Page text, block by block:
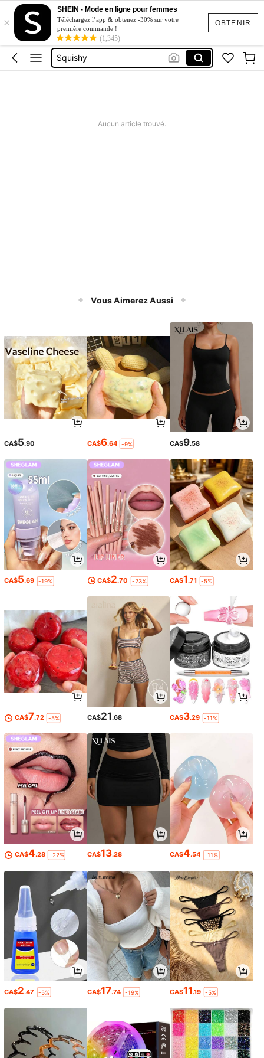
OBTENIR
×
SHEIN - Mode en ligne pour femmes
Téléchargez l’app & obtenez -30% sur votre
première commande !
(1,345)
Maillot De Bain Femme
Vídeo Porteiro
Squishy
Aucun article trouvé.
Vous Aimerez Aussi
CA$5.90 CA$6.64 -9% CA$9.58
CA$5.69 -19% CA$2.70 -23% CA$1.71 -5%
CA$7.72 -5% CA$21.68 CA$3.29 -11%
CA$4.28 -22% CA$13.28 CA$4.54 -11%
CA$2.47 -5% CA$17.74 -19% CA$11.19 -5%